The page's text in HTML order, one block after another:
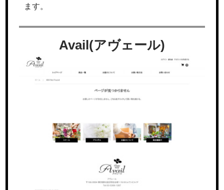
ます。
Avail(アヴェール)